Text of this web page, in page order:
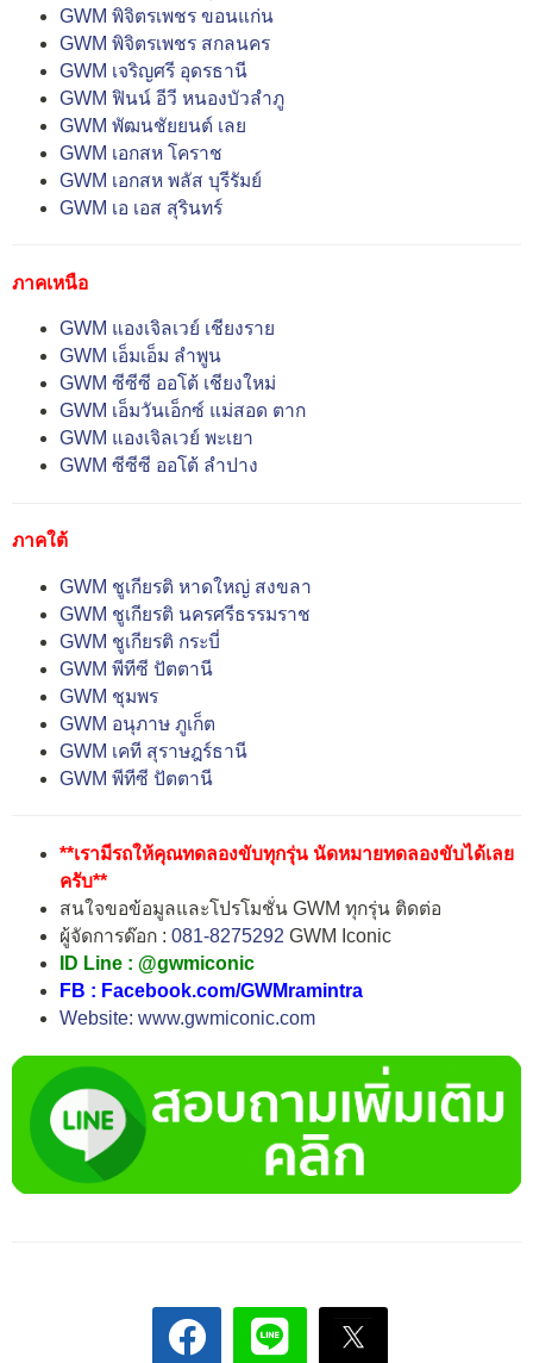
GWM พิจิตรเพชร ขอนแก่น
GWM พิจิตรเพชร สกลนคร
GWM เจริญศรี อุดรธานี
GWM ฟินน์ อีวี หนองบัวลำภู
GWM พัฒนชัยยนต์ เลย
GWM เอกสห โคราช
GWM เอกสห พลัส บุรีรัมย์
GWM เอ เอส สุรินทร์
ภาคเหนือ
GWM แองเจิลเวย์ เชียงราย
GWM เอ็มเอ็ม ลำพูน
GWM ซีซีซี ออโต้ เชียงใหม่
GWM เอ็มวันเอ็กซ์ แม่สอด ตาก
GWM แองเจิลเวย์ พะเยา
GWM ซีซีซี ออโต้ ลำปาง
ภาคใต้
GWM ชูเกียรติ หาดใหญ่ สงขลา
GWM ชูเกียรติ นครศรีธรรมราช
GWM ชูเกียรติ กระบี่
GWM พีทีซี ปัตตานี
GWM ชุมพร
GWM อนุภาษ ภูเก็ต
GWM เคที สุราษฎร์ธานี
GWM พีทีซี ปัตตานี
**เรามีรถให้คุณทดลองขับทุกรุ่น นัดหมายทดลองขับได้เลย
ครับ**
สนใจขอข้อมูลและโปรโมชั่น GWM ทุกรุ่น ติดต่อ
ผู้จัดการด๊อก : 081-8275292 GWM Iconic
ID Line : @gwmiconic
FB : Facebook.com/GWMramintra
Website: www.gwmiconic.com